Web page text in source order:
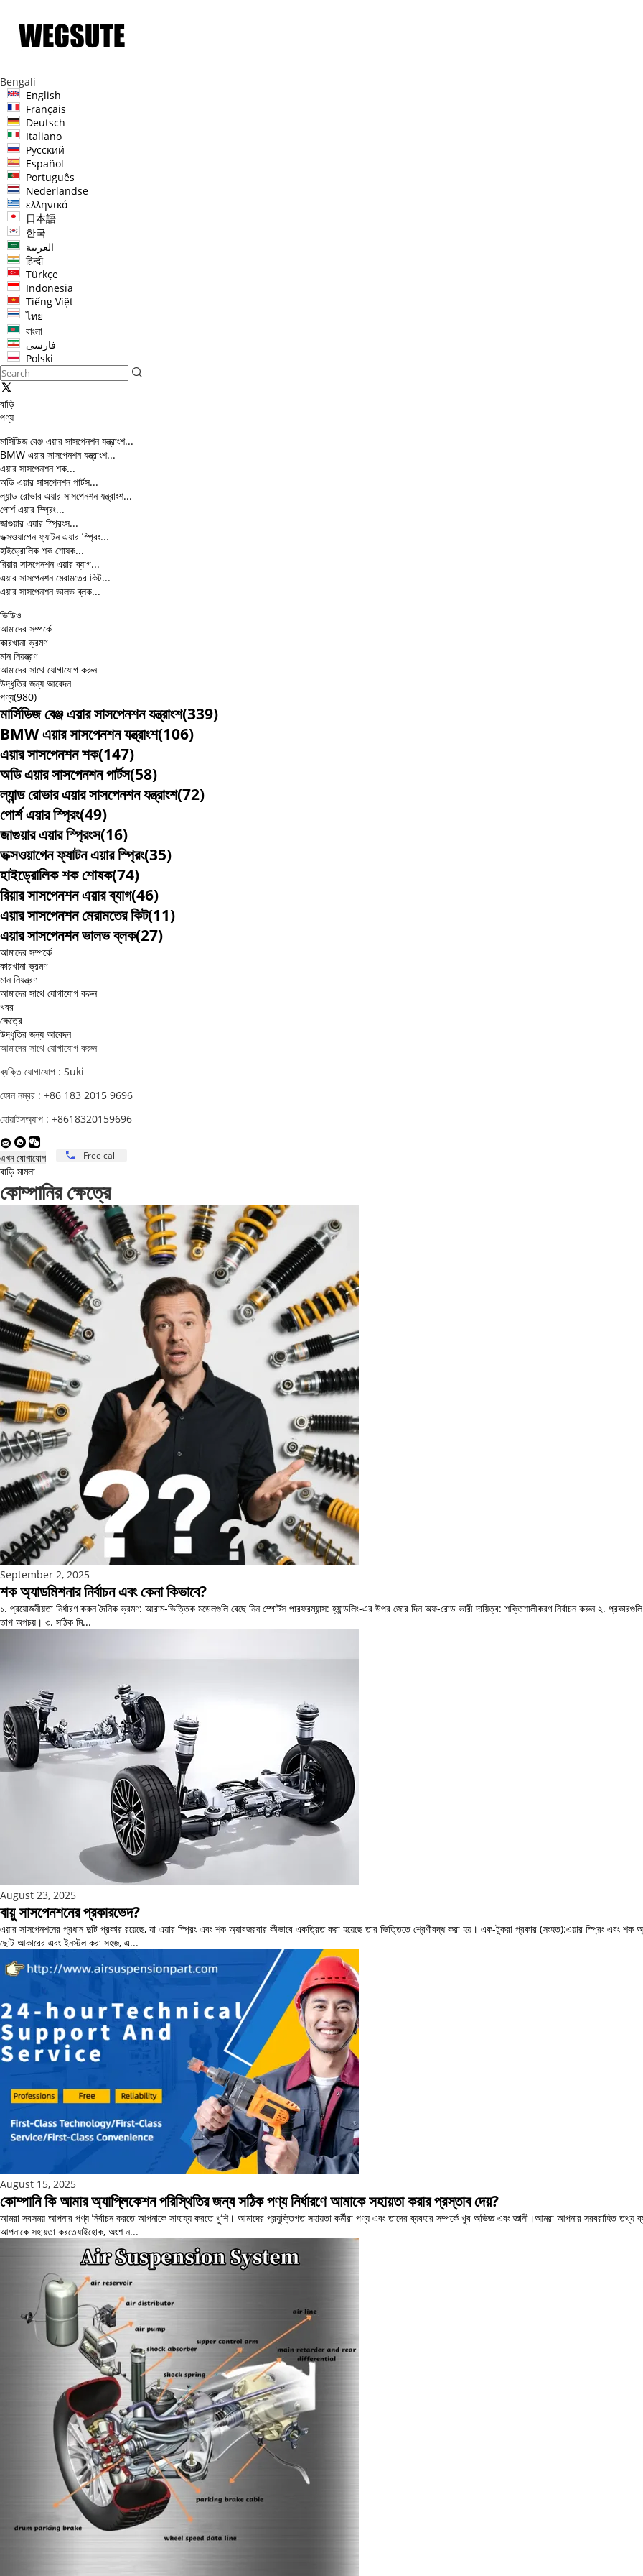
Bengali
English
Français
Deutsch
Italiano
Русский
Español
Português
Nederlandse
ελληνικά
日本語
한국
العربية
हिन्दी
Türkçe
Indonesia
Tiếng Việt
ไทย
বাংলা
فارسی
Polski
বাড়ি
পণ্য
মার্সিডিজ বেঞ্জ এয়ার সাসপেনশন যন্ত্রাংশ...
BMW এয়ার সাসপেনশন যন্ত্রাংশ...
এয়ার সাসপেনশন শক...
অডি এয়ার সাসপেনশন পার্টস...
ল্যান্ড রোভার এয়ার সাসপেনশন যন্ত্রাংশ...
পোর্শ এয়ার স্প্রিং...
জাগুয়ার এয়ার স্প্রিংস...
ভক্সওয়াগেন ফ্যাটন এয়ার স্প্রিং...
হাইড্রোলিক শক শোষক...
রিয়ার সাসপেনশন এয়ার ব্যাগ...
এয়ার সাসপেনশন মেরামতের কিট...
এয়ার সাসপেনশন ভালভ ব্লক...
ভিডিও
আমাদের সম্পর্কে
কারখানা ভ্রমণ
মান নিয়ন্ত্রণ
আমাদের সাথে যোগাযোগ করুন
উদ্ধৃতির জন্য আবেদন
পণ্য(980)
মার্সিডিজ বেঞ্জ এয়ার সাসপেনশন যন্ত্রাংশ(339)
BMW এয়ার সাসপেনশন যন্ত্রাংশ(106)
এয়ার সাসপেনশন শক(147)
অডি এয়ার সাসপেনশন পার্টস(58)
ল্যান্ড রোভার এয়ার সাসপেনশন যন্ত্রাংশ(72)
পোর্শ এয়ার স্প্রিং(49)
জাগুয়ার এয়ার স্প্রিংস(16)
ভক্সওয়াগেন ফ্যাটন এয়ার স্প্রিং(35)
হাইড্রোলিক শক শোষক(74)
রিয়ার সাসপেনশন এয়ার ব্যাগ(46)
এয়ার সাসপেনশন মেরামতের কিট(11)
এয়ার সাসপেনশন ভালভ ব্লক(27)
আমাদের সম্পর্কে
কারখানা ভ্রমণ
মান নিয়ন্ত্রণ
আমাদের সাথে যোগাযোগ করুন
খবর
ক্ষেত্রে
উদ্ধৃতির জন্য আবেদন
আমাদের সাথে যোগাযোগ করুন
ব্যক্তি যোগাযোগ : Suki
ফোন নম্বর : +86 183 2015 9696
হোয়াটসঅ্যাপ : +8618320159696
Free call
বাড়ি মামলা
কোম্পানির ক্ষেত্রে
September 2, 2025
শক অ্যাডমিশনার নির্বাচন এবং কেনা কিভাবে?
১. প্রয়োজনীয়তা নির্ধারণ করুন দৈনিক ভ্রমণ: আরাম-ভিত্তিক মডেলগুলি বেছে নিন স্পোর্টস পারফরম্যান্স: হ্যান্ডলিং-এর উপর জোর দিন অফ-রোড ভারী দায়িত্ব: শক্তিশালীকরণ নির্বাচন করুন ২.
তাপ অপচয়। ৩. সঠিক মি...
August 23, 2025
বায়ু সাসপেনশনের প্রকারভেদ?
এয়ার সাসপেনশনের প্রধান দুটি প্রকার রয়েছে, যা এয়ার স্প্রিং এবং শক অ্যাবজরবার কীভাবে একত্রিত করা হয়েছে তার ভিত্তিতে শ্রেণীবদ্ধ করা হয়। এক-টুকরা প্রকার (সংহত):এয়ার স্প্রিং এবং
ছোট আকারের এবং ইনস্টল করা সহজ, এ...
August 15, 2025
কোম্পানি কি আমার অ্যাপ্লিকেশন পরিস্থিতির জন্য সঠিক পণ্য নির্ধারণে আমাকে সহায়তা করার প্রস্তাব দেয়?
আমরা সবসময় আপনার পণ্য নির্বাচন করতে আপনাকে সাহায্য করতে খুশি। আমাদের প্রযুক্তিগত সহায়তা কর্মীরা পণ্য এবং তাদের ব্যবহার সম্পর্কে খুব অভিজ্ঞ এবং জ্ঞানী।আমরা আপনার সরবরাহিত
আপনাকে সহায়তা করতেযাইহোক, অংশ ন...